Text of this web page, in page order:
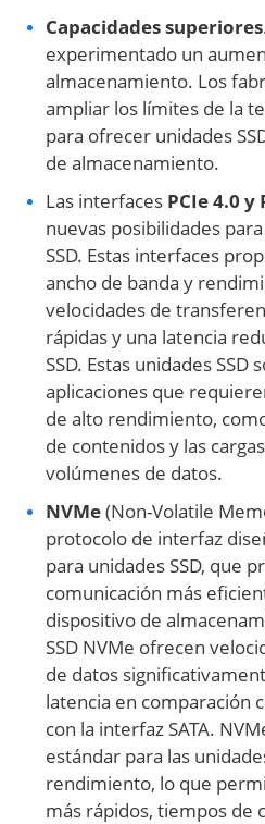
Capacidades superiores
experimentado un
almacenamiento. Los
ampliar los límites de la
para ofrecer unidades
de almacenamiento.
Las interfaces PCIe 4.0 y
nuevas posibilidades
SSD. Estas interfaces
ancho de banda y
velocidades de
rápidas y una latencia
SSD. Estas unidades SSD
aplicaciones que
de alto rendimiento,
de contenidos y las
volúmenes de datos.
NVMe(Non-Volatile
protocolo de interfaz
para unidades SSD, que
comunicación más
dispositivo de
SSD NVMe ofrecen
de datos
latencia en comparación
con la interfaz SATA.
estándar para las
rendimiento, lo que
más rápidos, tiempos de